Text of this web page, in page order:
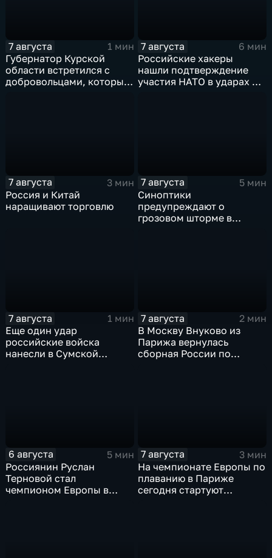
7 августа
1 мин
Губернатор Курской
области встретился с
добровольцами, которые
7 августа
6 мин
Российские хакеры
нашли подтверждение
участия НАТО в ударах по
7 августа
3 мин
Россия и Китай
наращивают торговлю
7 августа
5 мин
Синоптики
предупреждают о
грозовом шторме в
7 августа
1 мин
Еще один удар
российские войска
нанесли в Сумской
7 августа
2 мин
В Москву Внуково из
Парижа вернулась
сборная России по
6 августа
5 мин
Россиянин Руслан
Терновой стал
чемпионом Европы в
7 августа
3 мин
На чемпионате Европы по
плаванию в Париже
сегодня стартуют